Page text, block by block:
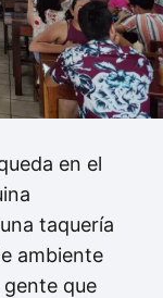
en el
taquería
ambiente
que